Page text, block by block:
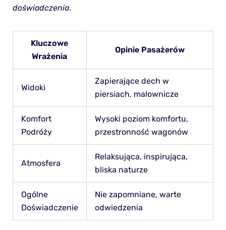
doświadczenia.
Kluczowe
Wrażenia
Opinie Pasażerów
Widoki
Zapierające dech w
piersiach, malownicze
Komfort
Podróży
Wysoki poziom komfortu,
przestronność wagonów
Atmosfera
Relaksująca, inspirująca,
bliska naturze
Ogólne
Doświadczenie
Nie zapomniane, warte
odwiedzenia